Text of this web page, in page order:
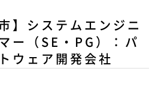
】システムエンジニ
ー（SE・PG）：パ
ウェア開発会社